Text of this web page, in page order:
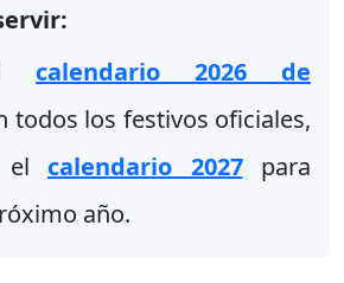
calendario 2026 de
todos los festivos oficiales,
el calendario 2027para
año.